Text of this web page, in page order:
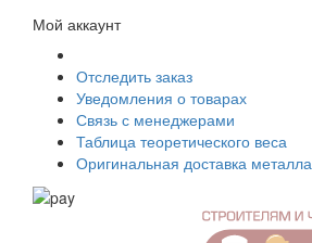
Мой аккаунт
Отследить заказ
Уведомления о товарах
Связь с менеджерами
Таблица теоретического веса
Оригинальная доставка металла